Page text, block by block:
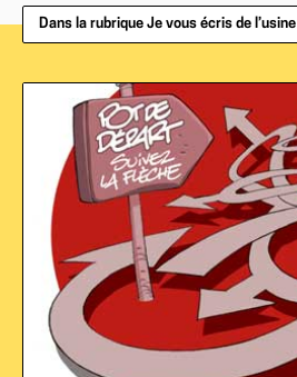
Dans la rubrique Je vous écris de l’usine